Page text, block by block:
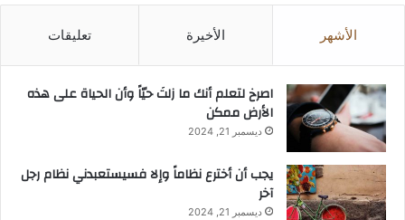
الأشهر الأخيرة تعليقات
‫اصرخ لتعلم أنك ما زلتَ حيّاً وأن الحياة على هذه
الأرض ممكن
ديسمبر 21, 2024
يجب أن أخترع نظاماً وإلا فسيستعبدني نظام رجل
آخر
ديسمبر 21, 2024